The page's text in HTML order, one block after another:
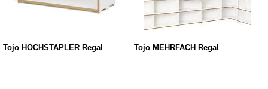
Tojo HOCHSTAPLER Regal Tojo MEHRFACH Regal